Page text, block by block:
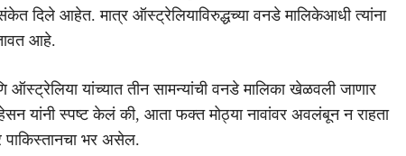
दिले आहेत. मात्र ऑस्ट्रेलियाविरुद्धच्या वनडे मालिकेआधी त्यांना
आहे.
ऑस्ट्रेलिया यांच्यात तीन सामन्यांची वनडे मालिका खेळवली जाणार
यांनी स्पष्ट केलं की, आता फक्त मोठ्या नावांवर अवलंबून न राहता
पाकिस्तानचा भर असेल.